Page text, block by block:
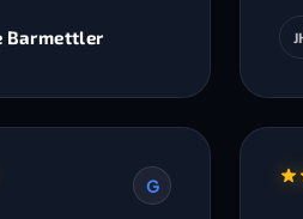
Barmettler
G